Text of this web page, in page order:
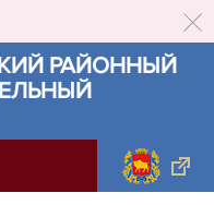
РАЙОННЫЙ